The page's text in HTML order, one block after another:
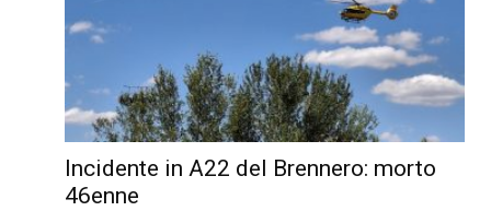
Incidente in A22 del Brennero: morto
46enne